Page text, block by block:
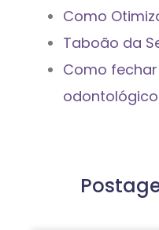
Como
Taboão da
Como